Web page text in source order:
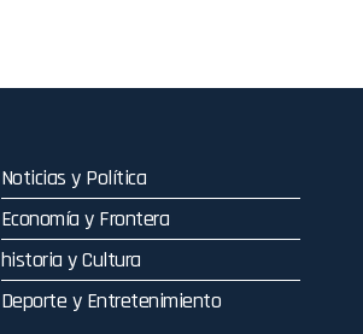
Noticias y Política
Economía y Frontera
historia y Cultura
Deporte y Entretenimiento